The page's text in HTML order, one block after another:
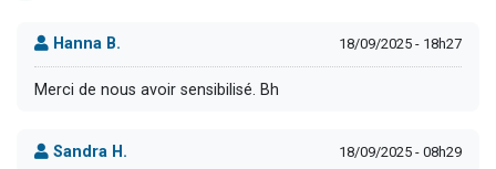
Hanna B. 18/09/2025 - 18h27
Merci de nous avoir sensibilisé. Bh
Sandra H. 18/09/2025 - 08h29